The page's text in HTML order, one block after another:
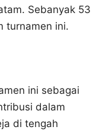
Sebanyak 53
turnamen ini.
ini sebagai
dalam
di tengah